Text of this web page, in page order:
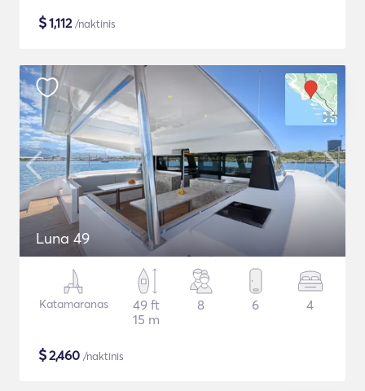
$1,112/naktinis
Luna 49
Katamaranas
49 ft
15 m
8 6 4
$2,460 /naktinis